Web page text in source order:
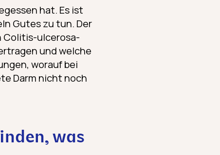
hat. Es ist
Gutes zu tun. Der
Colitis-ulcerosa-
und welche
worauf bei
Darm nicht noch
was